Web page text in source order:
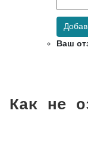
Ваш
Как не